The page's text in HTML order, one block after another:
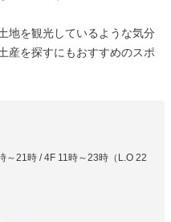
地を観光しているような気分
産を探すにもおすすめのスポ
～21時 / 4F 11時～23時（L.O 22